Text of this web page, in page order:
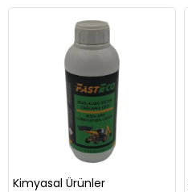
Kimyasal Ürünler